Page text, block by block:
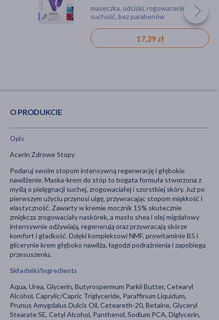
maseczka, odciski, rogowacenie,
suchość, bez parabenów
17,29 zł
krem, rogowacenie, suchość
14,49 zł
O PRODUKCIE
Opis
Acerin Zdrowe Stopy
Podaruj swoim stopom intensywną regenerację i głębokie
nawilżenie. Maska-krem do stóp to bogata formuła stworzona z
myślą o pielęgnacji suchej, zrogowaciałej i szorstkiej skóry. Już po
pierwszym użyciu przynosi ulgę, przywracając stopom miękkość i
elastyczność. Zawarty w kremie mocznik 15% skutecznie
zmiękcza zrogowaciały naskórek, a masło shea i olej migdałowy
intensywnie odżywiają, regenerują oraz przywracają skórze
komfort i gładkość. Dzięki kompleksowi NMF, prowitaminie B5 i
glicerynie krem głęboko nawilża, łagodzi podrażnienia i zapobiega
przesuszeniu.
Składniki/Ingredients
Aqua, Urea, Glycerin, Butyrospermum Parkii Butter, Cetearyl
Alcohol, Caprylic/Capric Triglyceride, Paraffinum Liquidum,
Prunus Amygdalus Dulcis Oil, Ceteareth-20, Betaine, Glyceryl
Stearate SE, Cetyl Alcohol, Panthenol, Sodium PCA, Diglycerin,